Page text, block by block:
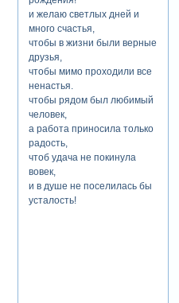
и желаю светлых дней и
много счастья,
чтобы в жизни были верные
друзья,
чтобы мимо проходили все
ненастья.
чтобы рядом был любимый
человек,
а работа приносила только
радость,
чтоб удача не покинула
вовек,
и в душе не поселилась бы
усталость!